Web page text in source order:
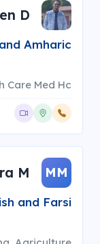
D.
Amharic
Care Med Hc
MM
M.
and Farsi